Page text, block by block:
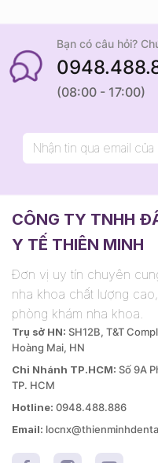
Bạn có câu hỏi?
(08:00 - 17:00)
CÔNG TY TNHH
Y TẾ THIÊN MINH
Đơn vị uy tín chuyên
nha khoa chất lượng
phòng khám nha khoa.
Trụ sở HN: SH12B, T&T
Hoàng Mai, HN
Chi Nhánh TP.HCM: Số 9A
TP. HCM
Hotline: 0948.488.886
Email: